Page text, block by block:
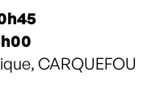
CARQUEFOU